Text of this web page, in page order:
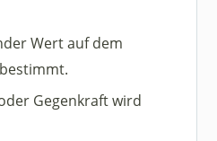
Wert auf dem
bestimmt.
Gegenkraft wird